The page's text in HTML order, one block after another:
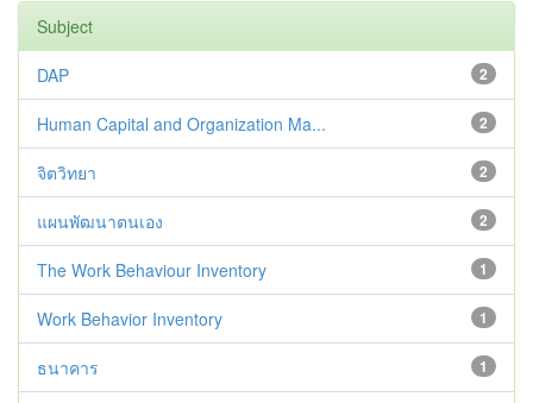
Subject
2
DAP
2
Human Capital and Organization Ma...
2
จิตวิทยา
2
แผนพัฒนาตนเอง
1
The Work Behaviour Inventory
1
Work Behavior Inventory
1
ธนาคาร